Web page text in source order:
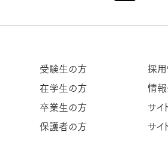
受験生の方
在学生の方
卒業生の方
保護者の方
採
情報
サイ
サイ